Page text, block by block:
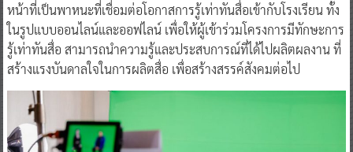
หน้าที่เป็นพาหนะที่เชื่อมต่อโอกาสการรู้เท่าทันสื่อเข้ากับโรงเรียน ทั้ง
ในรูปแบบออนไลน์และออฟไลน์ เพื่อให้ผู้เข้าร่วมโครงการมีทักษะการ
รู้เท่าทันสื่อ สามารถนำความรู้และประสบการณ์ที่ได้ไปผลิตผลงาน ที่
สร้างแรงบันดาลใจในการผลิตสื่อ เพื่อสร้างสรรค์สังคมต่อไป